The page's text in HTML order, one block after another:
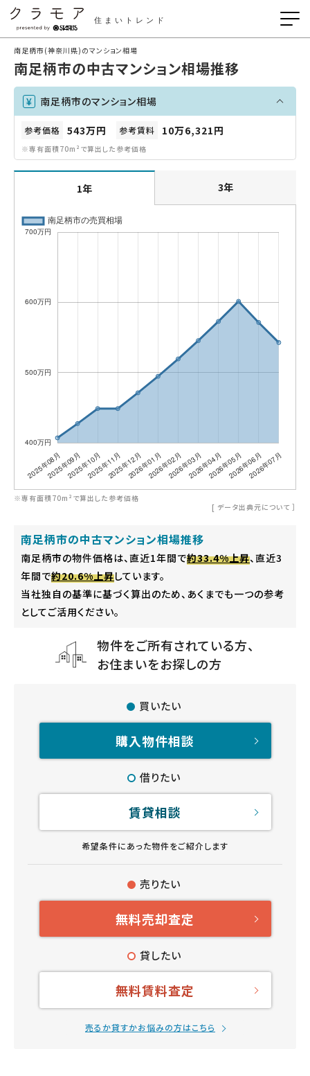
住まいトレンド
南足柄市(神奈川県)のマンション相場
南足柄市の中古マンション相場推移
南足柄市のマンション相場
参考価格 543万円 参考賃料 10万6,321円
※専有面積70m²で算出した参考価格
1年 3年
※専有面積70m²で算出した参考価格
[ データ出典元について ］
南足柄市の中古マンション相場推移
南足柄市の物件価格は、直近1年間で約33.4%上昇、直近3
年間で約20.6%上昇しています。
当社独自の基準に基づく算出のため、あくまでも一つの参考
としてご活用ください。
物件をご所有されている方、
お住まいをお探しの方
買いたい
購入物件相談
借りたい
賃貸相談
希望条件にあった物件をご紹介します
売りたい
無料売却査定
貸したい
無料賃料査定
売るか貸すかお悩みの方はこちら